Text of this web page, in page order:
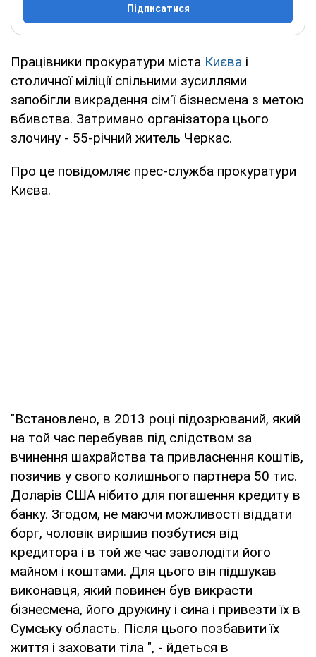
Підписатися
Працівники прокуратури міста Києва і
столичної міліції спільними зусиллями
запобігли викрадення сім'ї бізнесмена з метою
вбивства. Затримано організатора цього
злочину - 55-річний житель Черкас.
Про це повідомляє прес-служба прокуратури
Києва.
"Встановлено, в 2013 році підозрюваний, який
на той час перебував під слідством за
вчинення шахрайства та привласнення коштів,
позичив у свого колишнього партнера 50 тис.
Доларів США нібито для погашення кредиту в
банку. Згодом, не маючи можливості віддати
борг, чоловік вирішив позбутися від
кредитора і в той же час заволодіти його
майном і коштами. Для цього він підшукав
виконавця, який повинен був викрасти
бізнесмена, його дружину і сина і привезти їх в
Сумську область. Після цього позбавити їх
життя і заховати тіла ", - йдеться в